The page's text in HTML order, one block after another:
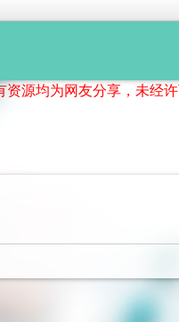
为网友分享，未经许可